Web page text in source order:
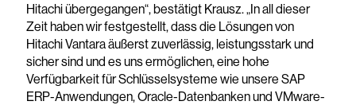
Hitachi übergegangen“, bestätigt Krausz. „In all dieser
Zeit haben wir festgestellt, dass die Lösungen von
Hitachi Vantara äußerst zuverlässig, leistungsstark und
sicher sind und es uns ermöglichen, eine hohe
Verfügbarkeit für Schlüsselsysteme wie unsere SAP
ERP-Anwendungen, Oracle-Datenbanken und VMware-